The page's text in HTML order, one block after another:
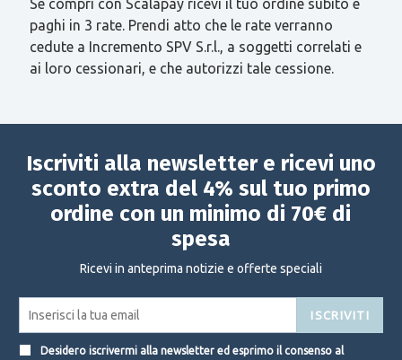
paghi in 3 rate. Prendi atto che le rate verranno
cedute a Incremento SPV S.r.l., a soggetti correlati e
ai loro cessionari, e che autorizzi tale cessione.
Iscriviti alla newsletter e ricevi uno
sconto extra del 4% sul tuo primo
ordine con un minimo di 70€ di
spesa
Ricevi in anteprima notizie e offerte speciali
ISCRIVITI
Desidero iscrivermi alla newsletter ed esprimo il consenso al